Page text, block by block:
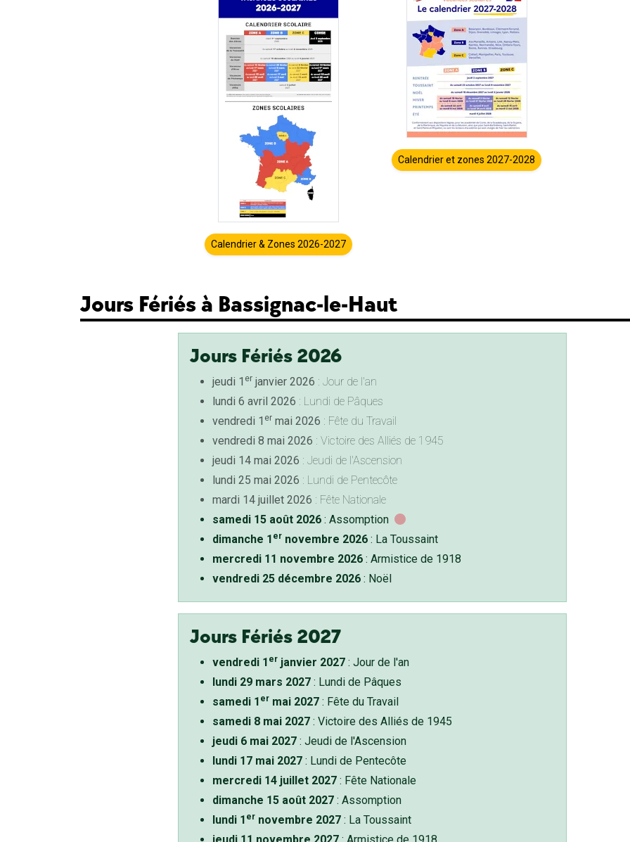
Calendrier & Zones 2026-2027
Calendrier et zones 2027-2028
Jours Fériés à Bassignac-le-Haut
Jours Fériés 2026
jeudi 1 erjanvier 2026 : Jour de l'an
lundi 6 avril 2026 : Lundi de Pâques
vendredi 1 ermai 2026 : Fête du Travail
vendredi 8 mai 2026 : Victoire des Alliés de 1945
jeudi 14 mai 2026 : Jeudi de l'Ascension
lundi 25 mai 2026 : Lundi de Pentecôte
mardi 14 juillet 2026 : Fête Nationale
samedi 15 août 2026: Assomption
dimanche 1 ernovembre 2026: La Toussaint
mercredi 11 novembre 2026: Armistice de 1918
vendredi 25 décembre 2026: Noël
Jours Fériés 2027
vendredi 1 erjanvier 2027: Jour de l'an
lundi 29 mars 2027: Lundi de Pâques
samedi 1 ermai 2027: Fête du Travail
samedi 8 mai 2027: Victoire des Alliés de 1945
jeudi 6 mai 2027: Jeudi de l'Ascension
lundi 17 mai 2027: Lundi de Pentecôte
mercredi 14 juillet 2027: Fête Nationale
dimanche 15 août 2027: Assomption
lundi 1 ernovembre 2027: La Toussaint
jeudi 11 novembre 2027: Armistice de 1918